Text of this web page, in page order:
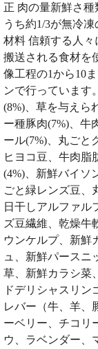
正 肉の量新鮮さ
うち約1/3が無冷
材料 信頼する人
搬送される食材を
像工程の1から10
ンで行っています
(8%)、草を与えら
ー種豚肉(7%)、牛
ール(7%)、丸ごと
ヒヨコ豆、牛肉脂
(4%)、新鮮バイソ
ごと緑レンズ豆、
日干しアルファル
ズ豆繊維、乾燥牛
ウンケルプ、新鮮
ュ、新鮮パースニ
草、新鮮カラシ菜
ドデリシャスリン
レバー（牛、羊、
ーベリー、チコリ
ウ、ラベンダー、